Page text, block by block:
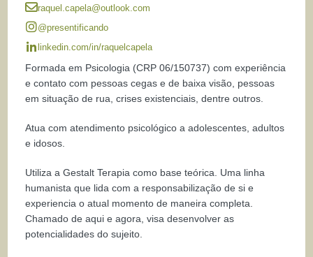
raquel.capela@outlook.com
@presentificando
linkedin.com/in/raquelcapela
Formada em Psicologia (CRP 06/150737) com experiência
e contato com pessoas cegas e de baixa visão, pessoas
em situação de rua, crises existenciais, dentre outros.
Atua com atendimento psicológico a adolescentes, adultos
e idosos.
Utiliza a Gestalt Terapia como base teórica. Uma linha
humanista que lida com a responsabilização de si e
experiencia o atual momento de maneira completa.
Chamado de aqui e agora, visa desenvolver as
potencialidades do sujeito.